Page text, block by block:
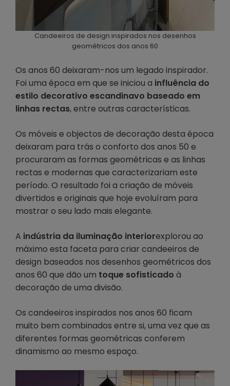
Candeeiros de design inspirados nos desenhos
geométricos dos anos 60
Os anos 60 deixaram-nos um legado inspirador.
Foi uma época em que se iniciou a influência do
estilo decorativo escandinavo baseado em
linhas rectas, entre outras características.
Os móveis e objectos de decoração desta época
deixaram para trás o conforto dos anos 50 e
procuraram as formas geométricas e as linhas
rectas e modernas que caracterizariam este
período. O resultado foi a criação de móveis
divertidos e originais que hoje evoluíram para
mostrar o seu lado mais elegante.
A indústria da iluminação interiorexplorou ao
máximo esta faceta para criar candeeiros de
design baseados nos desenhos geométricos dos
anos 60 que dão um toque sofisticado à
decoração de uma divisão.
Os candeeiros inspirados nos anos 60 ficam
muito bem combinados entre si, uma vez que as
diferentes formas geométricas conferem
dinamismo ao mesmo espaço.